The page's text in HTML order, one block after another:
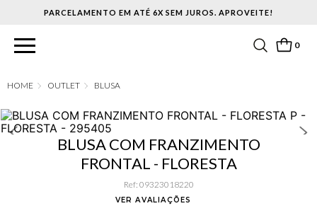
PARCELAMENTO EM ATÉ 6X SEM JUROS. APROVEITE!
0
OUTLET BLUSA
BLUSA COM FRANZIMENTO
FRONTAL - FLORESTA
Ref: 09323018220
VER AVALIAÇÕES